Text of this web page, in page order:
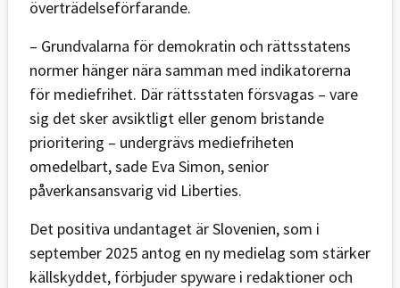
överträdelseförfarande.
– Grundvalarna för demokratin och rättsstatens
normer hänger nära samman med indikatorerna
för mediefrihet. Där rättsstaten försvagas – vare
sig det sker avsiktligt eller genom bristande
prioritering – undergrävs mediefriheten
omedelbart, sade Eva Simon, senior
påverkansansvarig vid Liberties.
Det positiva undantaget är Slovenien, som i
september 2025 antog en ny medielag som stärker
källskyddet, förbjuder spyware i redaktioner och